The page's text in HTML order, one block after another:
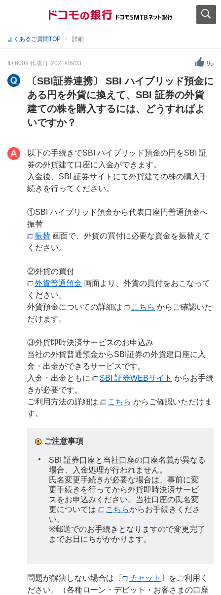
よくあるご質問TOP 詳細
ID:6009 作成日: 2021/06/03 95
〔SBI証券連携〕 SBI ハイブリッド預金に
ある円を外貨に換えて、SBI 証券の外貨
建ての株を購入するには、どうすればよ
いですか？
以下の手続きでSBI ハイブリッド預金の円をSBI 証
券の外貨建て口座に入金ができます。
入金後、SBI 証券サイトにて外貨建ての株の購入手
続きを行ってください。
①SBI ハイブリッド預金から代表口座円普通預金へ
振替
振替 画面で、外貨の買付に必要な資金を振替えて
ください。
②外貨の買付
外貨普通預金 画面より、外貨の買付をおこなって
ください。
外貨預金についての詳細は
こちら からご確認いた
だけます。
③外貨即時決済サービスのお申込み
当社の外貨普通預金からSBI証券の外貨建口座に入
金・出金ができるサービスです。
入金・出金ともに
SBI 証券WEBサイト からお手続
きが必要です。
ご利用方法の詳細は
こちら からご確認いただけま
す。
ご注意事項
SBI 証券口座と当社口座の口座名義が異なる
場合、入金処理が行われません。
氏名変更手続きが必要な場合は、事前に変
更手続きを行ってから外貨即時決済サービ
スをお申込みください。当社口座の氏名変
更については
こちらからお手続きくださ
い。
※郵送でのお手続きとなりますので変更完了
までお日にちがかかります。
問題が解決しない場合は〔 チャット 〕をご利用く
ださい。（各種ローン・デビット・お客さまの口座